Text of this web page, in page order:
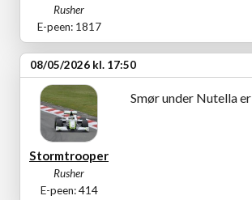
Rusher
E-peen: 1817
08/05/2026 kl. 17:50
Stormtrooper
Rusher
E-peen: 414
Smør under Nutella